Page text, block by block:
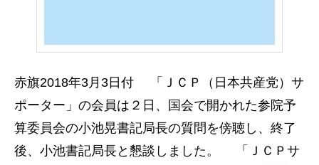
赤旗2018年3月3日付 「ＪＣＰ（日本共産党）サ
ポーター」の会員は２日、国会で開かれた参院予
算委員会の小池晃書記局長の質問を傍聴し、終了
後、小池書記局長と懇談しました。 「ＪＣＰサ